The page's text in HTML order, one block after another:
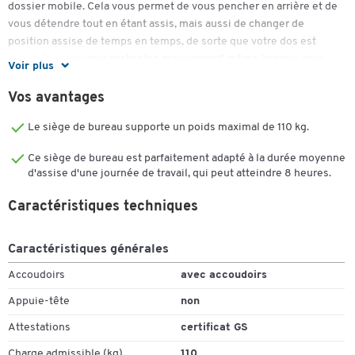
Voir plus
dossier mobile. Cela vous permet de vous pencher en arrière et de
vous détendre tout en étant assis, mais aussi de changer de
position assise de temps en temps, de sorte que votre dos est
soulagé et que vous restez 'en mouvement' même lorsque vous
le mouvement est important sur le lieu de travail. C'est pourquoi la
équipée d'un réglage à ressort. Cela vous permet de régler l'angle
Le dossier réglable en hauteur, qui est de hauteur moyenne à 570
jusqu'à 60 mm, de sorte que même les personnes de grande taille
Le siège confortable en auge est également une bénédiction pour
les personnes qui travaillent de longues heures. Un élévateur de
sécurité vous permet de régler la hauteur de la chaise avec
à n'importe quel bureau.
Vos avantages
Le siège de bureau supporte un poids maximal de 110 kg.
Ce siège de bureau est parfaitement adapté à la durée moyenne
d'assise d'une journée de travail, qui peut atteindre 8 heures.
Caractéristiques techniques
Caractéristiques générales
Accoudoirs avec accoudoirs
Appuie-tête non
Attestations certificat GS